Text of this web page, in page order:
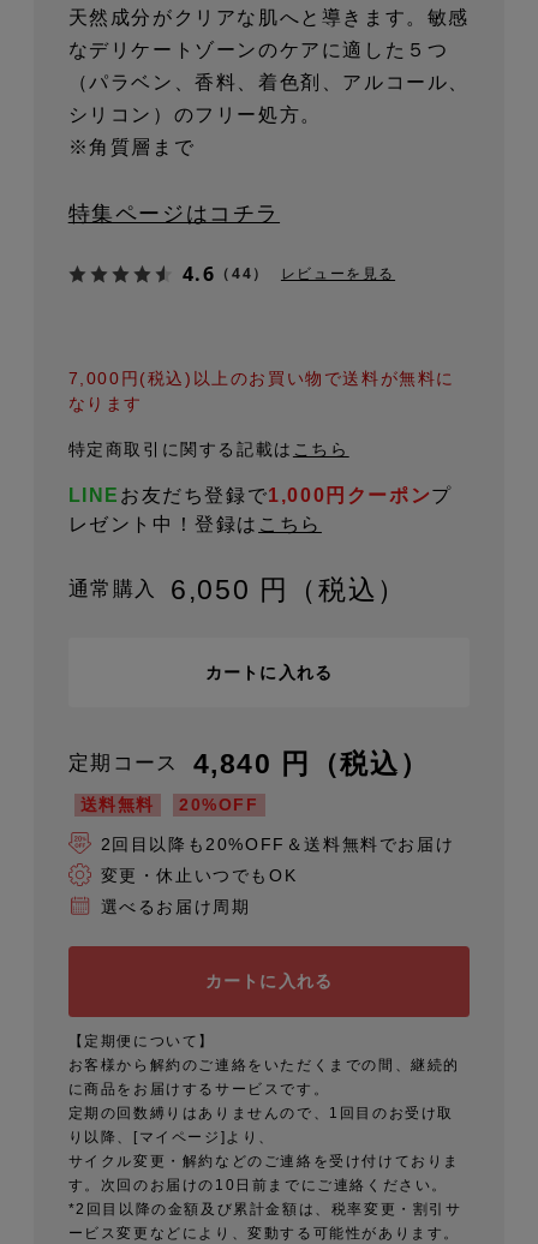
天然成分がクリアな肌へと導きます。敏感
なデリケートゾーンのケアに適した５つ
（パラベン、香料、着色剤、アルコール、
シリコン）のフリー処方。
※角質層まで
特集ページはコチラ
4.6 （44） レビューを見る
7,000円(税込)以上のお買い物で送料が無料に
なります
特定商取引に関する記載は こちら
LINE お友だち登録で1,000円クーポンプ
レゼント中！登録は こちら
通常購入 6,050 円（税込）
カートに入れる
定期コース 4,840 円（税込）
送料無料 20%OFF
2回目以降も20%OFF＆送料無料でお届け
変更・休止いつでもOK
選べるお届け周期
カートに入れる
【定期便について】
お客様から解約のご連絡をいただくまでの間、継続的
に商品をお届けするサービスです。
定期の回数縛りはありませんので、1回目のお受け取
り以降、[マイページ]より、
サイクル変更・解約などのご連絡を受け付けておりま
す。次回のお届けの10日前までにご連絡ください。
*2回目以降の金額及び累計金額は、税率変更・割引サ
ービス変更などにより、変動する可能性があります。